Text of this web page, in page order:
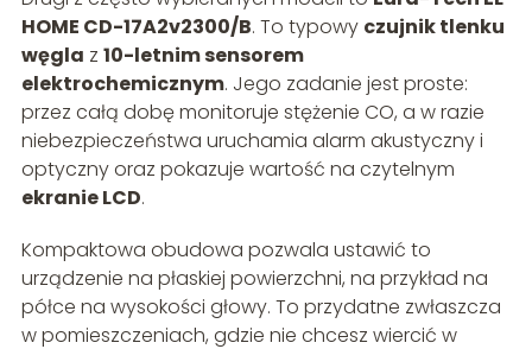
HOME CD-17A2v2300/B. To typowy czujnik tlenku
węgla z 10-letnim sensorem
elektrochemicznym. Jego zadanie jest proste:
przez całą dobę monitoruje stężenie CO, a w razie
niebezpieczeństwa uruchamia alarm akustyczny i
optyczny oraz pokazuje wartość na czytelnym
ekranie LCD.
Kompaktowa obudowa pozwala ustawić to
urządzenie na płaskiej powierzchni, na przykład na
półce na wysokości głowy. To przydatne zwłaszcza
w pomieszczeniach, gdzie nie chcesz wiercić w